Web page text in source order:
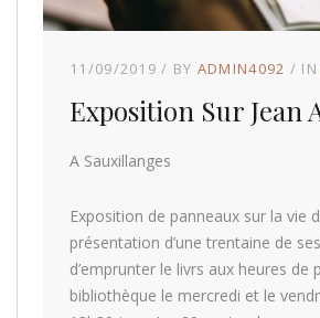
11/09/2019 BY ADMIN4092 IN
Exposition Sur Jean
A Sauxillanges
Exposition de panneaux sur la vie
présentation d’une trentaine de
d’emprunter le livrs aux heures de
bibliothèque le mercredi et le